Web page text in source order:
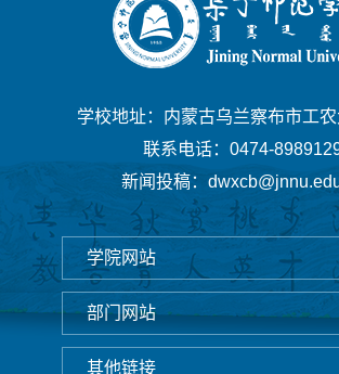
学校地址：内蒙古乌兰察布市工
联系电话：0474-
新闻投稿：
学院网站
部门网站
其他链接